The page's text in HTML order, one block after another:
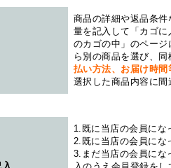
商品の詳細や返品条
量を記入して「カゴ
のカゴの中」のペー
ら別の商品を選び、
払い方法、お届け時
選択した商品内容に
1.既に当店の会員にな
2.既に当店の会員にな
3.まだ当店の会員にな